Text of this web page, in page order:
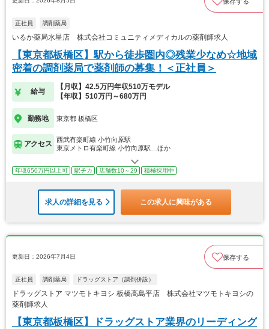
正社員 調剤薬局
いるか薬局水星店 株式会社コミュニティメディカルの薬剤師求人
【東京都板橋区】駅から徒歩圏内◎残業少なめ☆地域
密着の調剤薬局で薬剤師の募集！＜正社員＞
給与
【月収】42.5万円年収510万モデル
【年収】510万円～680万円
勤務地 東京都 板橋区
アクセス
西武有楽町線 小竹向原駅
東京メトロ有楽町線 小竹向原駅…ほか
年収650万円以上可 駅チカ 店舗数10～29 積極採用中
求人の詳細を見る この求人に興味がある
更新日：2026年7月4日 保存する
正社員 調剤薬局 ドラッグストア（調剤併設）
ドラッグストア マツモトキヨシ 板橋高島平店 株式会社マツモトキヨシの
薬剤師求人
【東京都板橋区】ドラッグストア業界のリーディング